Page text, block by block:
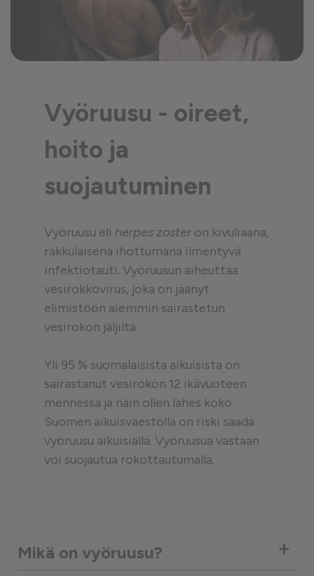
Vyöruusu - oireet,
hoito ja
suojautuminen
Vyöruusu eli herpes zoster on kivuliaana,
rakkulaisena ihottumana ilmentyvä
infektiotauti. Vyöruusun aiheuttaa
vesirokkovirus, joka on jäänyt
elimistöön aiemmin sairastetun
vesirokon jäljiltä.
Yli 95 % suomalaisista aikuisista on
sairastanut vesirokon 12 ikävuoteen
mennessä ja näin ollen lähes koko
Suomen aikuisväestöllä on riski saada
vyöruusu aikuisiällä. Vyöruusua vastaan
voi suojautua rokottautumalla.
Mikä on vyöruusu? +